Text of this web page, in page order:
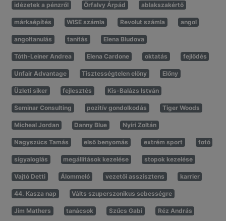
idézetek a pénzről Őrfalvy Árpád ablakszakértő
márkaépítés WISE számla Revolut számla angol
angoltanulás tanítás Elena Bludova
Tóth-Leiner Andrea Elena Cardone oktatás fejlődés
Unfair Advantage Tisztességtelen előny Előny
Üzleti siker fejlesztés Kis-Balázs István
Seminar Consulting pozitív gondolkodás Tiger Woods
Micheal Jordan Danny Blue Nyíri Zoltán
Nagyszücs Tamás első benyomás extrém sport fotó
sígyaloglás megállítások kezelése stopok kezelése
Vajtó Detti Álommeló vezetői asszisztens karrier
44. Kasza nap Válts szuperszonikus sebességre
Jim Mathers tanácsok Szűcs Gabi Réz András